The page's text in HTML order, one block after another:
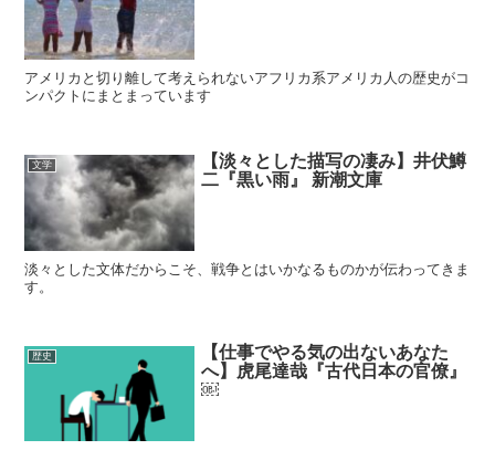
アメリカと切り離して考えられないアフリカ系アメリカ人の歴史がコ
ンパクトにまとまっています
文学
【淡々とした描写の凄み】井伏鱒
二『黒い雨』 新潮文庫
淡々とした文体だからこそ、戦争とはいかなるものかが伝わってきま
す。
歴史
【仕事でやる気の出ないあなた
へ】虎尾達哉『古代日本の官僚』
￼